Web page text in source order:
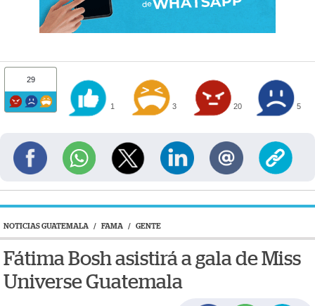
29
1 3 20 5
NOTICIAS GUATEMALA / FAMA / GENTE
Fátima Bosh asistirá a gala de Miss
Universe Guatemala